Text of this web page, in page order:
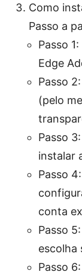
Como
Passo a
Passo
Edge
Passo
(pelo
Passo
instalar
Passo
conta
Passo
escolha
Passo